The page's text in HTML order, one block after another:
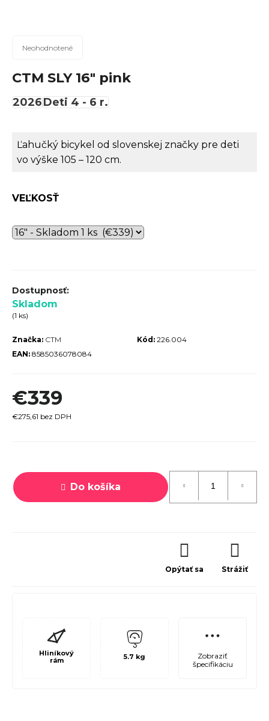
Priemerné
produktu
je
0,0
hviezdičiek.
Neohodnotené
CTM SLY 16" pink
2026Deti 4 - 6 r.
Ľahučký bicykel od slovenskej značky pre deti
vo výške 105 – 120 cm.
VEĽKOSŤ
Skladom
(1 ks)
Kód: 226.004
Značka: CTM
EAN: 8585036078084
€339
€275,61 bez DPH
cena:
Do košíka
Opýtať sa Strážiť
Hliníkový
rám
5.7 kg
Zobraziť
špecifikáciu
ť
?
Hľadať
d
ú
č
a
m
GREY
2025